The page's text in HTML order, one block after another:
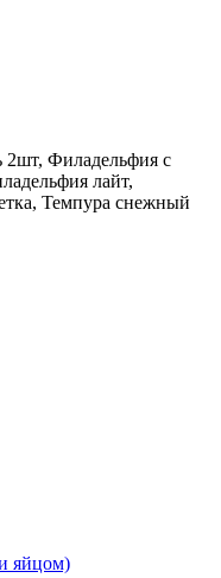
2шт, Филадельфия с
лайт,
Темпура снежный
яйцом)